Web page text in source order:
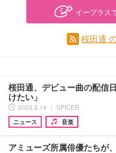
イープラス
桜田通
桜田通、デビュー曲の配信
けたい」
2023.2.14 ｜ SPICER
ニュース
音楽
アミューズ所属俳優たちが